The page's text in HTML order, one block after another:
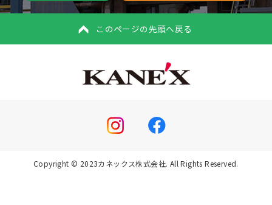
このページの先頭へ戻る
Copyright © 2023カネックス株式会社. All Rights Reserved.